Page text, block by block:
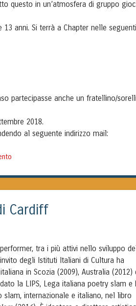
questo in un’atmosfera di gruppo
anni. Si terrà a Chapter nelle seguenti
partecipasse anche un fratellino/
2018.
al seguente indirizzo mail:
Cardiff
tra i più attivi nello sviluppo
degli Istituti Italiani di Cultura ha
in Scozia (2009), Australia (2012)
la LIPS, Lega italiana poetry slam e
internazionale e italiano, nel libro